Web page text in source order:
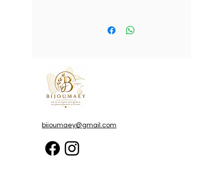
inspirées par la Méditerranée
main, les boucles d’oreilles Eliora
Turquoise capturent la douceur
des eaux cristallines de la Côte
d’Azur. Chaque détail a été
imaginé pour apporter une
et de raffinement à toutes tes
bijoumaey@gmail.com